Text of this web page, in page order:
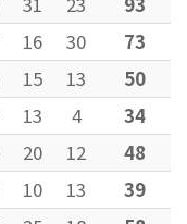
16 30
73
15 13
50
13 4
34
20 12
48
10 13
39